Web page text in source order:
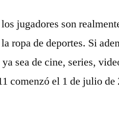
jugadores son
ropa de deportes. Si
sea de cine, series,
comenzó el 1 de julio